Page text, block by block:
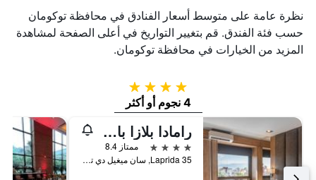
نظرة عامة على متوسط أسعار الفنادق في محافظة توكومان
حسب فئة الفندق. قم بتغيير التواريخ في أعلى الصفحة لمشاهدة
المزيد من الخيارات في محافظة توكومان.
4 نجوم
4 نجوم أو أكثر
رامادا بلازا باي ويندام توكومان
4 نجوم
ممتاز 8.4
Laprida 35, سان ميغيل دي توكومان, محافظة توكومان, الأرجنتين